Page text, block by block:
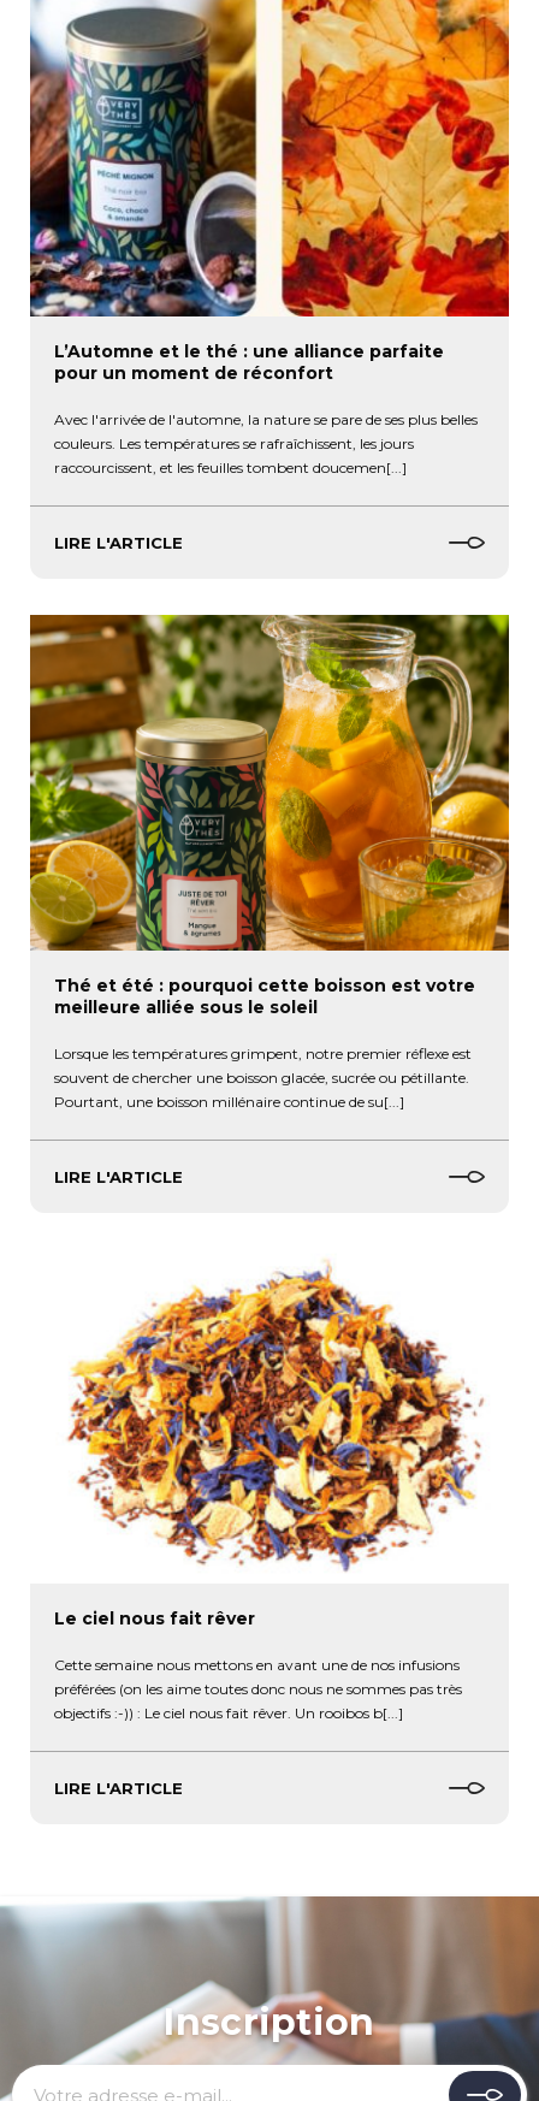
L’Automne et le thé : une alliance parfaite
pour un moment de réconfort
Avec l'arrivée de l'automne, la nature se pare de ses plus belles
couleurs. Les températures se rafraîchissent, les jours
raccourcissent, et les feuilles tombent doucemen[...]
LIRE L'ARTICLE
Thé et été : pourquoi cette boisson est votre
meilleure alliée sous le soleil
Lorsque les températures grimpent, notre premier réflexe est
souvent de chercher une boisson glacée, sucrée ou pétillante.
Pourtant, une boisson millénaire continue de su[...]
LIRE L'ARTICLE
Le ciel nous fait rêver
Cette semaine nous mettons en avant une de nos infusions
préférées (on les aime toutes donc nous ne sommes pas très
objectifs :-)) : Le ciel nous fait rêver. Un rooibos b[...]
LIRE L'ARTICLE
Inscription